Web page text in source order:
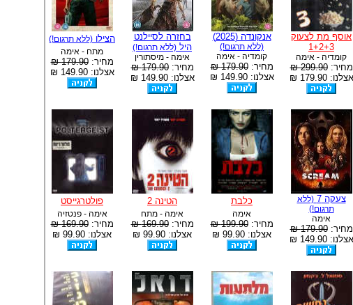
אוסף מת לצעוק
1+2+3
קומדיה - אימה
מחיר:299.90 ₪
אצלנו: 179.90 ₪
אנקונדה (2025)
(ללא תרגום!)
קומדיה - אימה
מחיר:179.90 ₪
אצלנו: 149.90 ₪
בחזרה לסיילנט
היל (ללא תרגום!)
אימה - מיסתורין
מחיר:179.90 ₪
אצלנו: 149.90 ₪
הצילו (ללא תרגום!)
מתח - אימה
מחיר:179.90 ₪
אצלנו: 149.90 ₪
צעקה 7
(ללא
תרגום!)
אימה
מחיר:179.90 ₪
אצלנו: 149.90 ₪
כלבת
אימה
מחיר:199.90 ₪
אצלנו: 99.90 ₪
הטינה 2
אימה - מתח
מחיר:169.90 ₪
אצלנו: 99.90 ₪
פולטרגייסט
אימה - פנטזיה
מחיר:169.90 ₪
אצלנו: 99.90 ₪